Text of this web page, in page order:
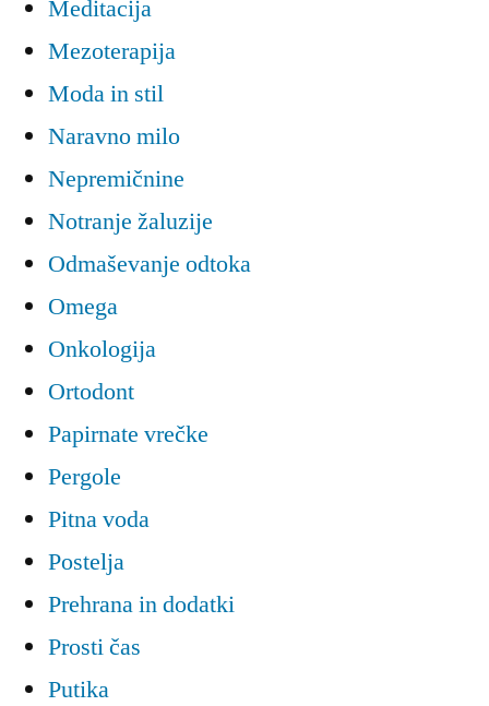
Meditacija
Mezoterapija
Moda in stil
Naravno milo
Nepremičnine
Notranje žaluzije
Odmaševanje odtoka
Omega
Onkologija
Ortodont
Papirnate vrečke
Pergole
Pitna voda
Postelja
Prehrana in dodatki
Prosti čas
Putika